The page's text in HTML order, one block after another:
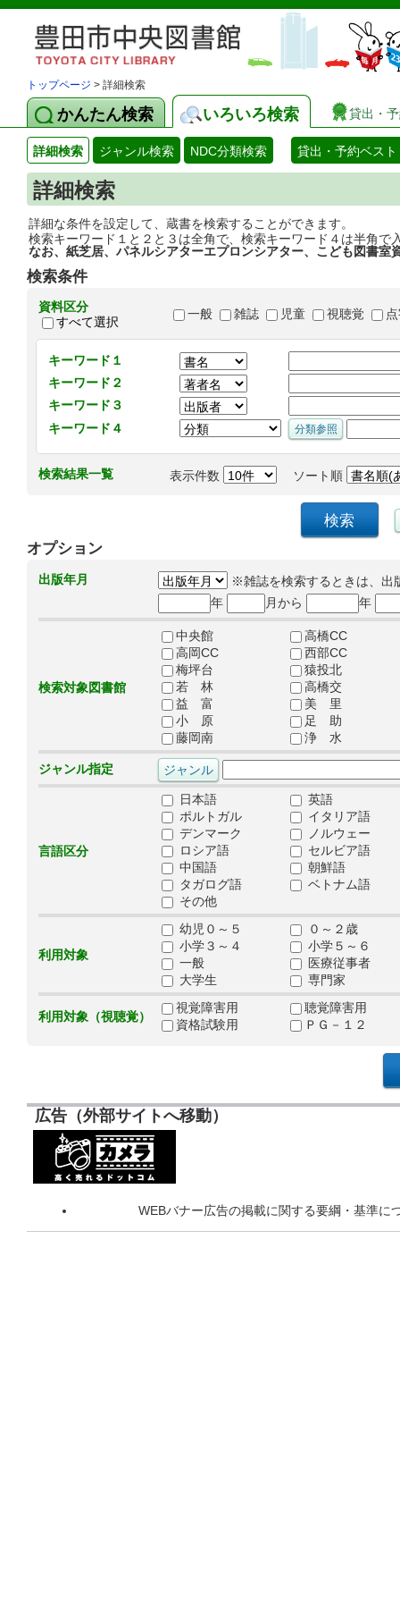
トップページ > 詳細検索
かんたん検索 いろいろ検索 貸出・
詳細検索 ジャンル検索 NDC分類検索 貸出・予約ベスト
詳細検索
詳細な条件を設定して、蔵書を検索することができます。
検索キーワード１と２と３は全角で、検索キーワード４は半角で
なお、紙芝居、パネルシアターエプロンシアター、こども図書室
検索条件
資料区分
すべて選択
一般 雑誌 児童 視聴覚
キーワード１
キーワード２
キーワード３
キーワード４
検索結果一覧 表示件数 ソート順
オプション
出版年月
※雑誌を検索するときは、出
年
月から 年
検索対象図書館
中央館
高橋CC
高岡CC
西部CC
梅坪台
猿投北
若 林
高橋交
益 富
美 里
小 原
足 助
藤岡南
浄 水
ジャンル指定
言語区分
日本語
英語
ポルトガル
イタリア語
デンマーク
ノルウェー
ロシア語
セルビア語
中国語
朝鮮語
タガログ語
ベトナム語
その他
利用対象
幼児０～５
０～２歳
小学３～４
小学５～６
一般
医療従事者
大学生
専門家
利用対象（視聴覚）
視覚障害用
聴覚障害用
資格試験用
ＰＧ－１２
広告（外部サイトへ移動）
WEBバナー広告の掲載に関する要綱・基準に